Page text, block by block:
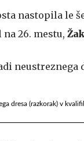
nastopila le
26. mestu,
dresa (razkorak) v